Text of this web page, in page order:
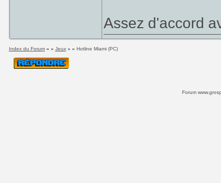
Assez d'accord
Index du Forum» » Jeux» » Hotline Miami (PC)
Forum